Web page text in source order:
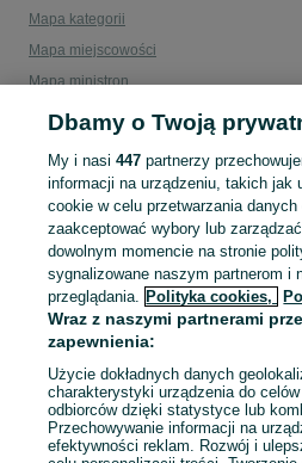
Mapa kategorii
Mapa miejscowości
Mapa ministron
Popularne wyszukiwania
Dbamy o Twoją
My i nasi447 partnerzy
informacji na urządzeniu, takich jak
cookie w celu przetwarzania
zaakceptować wybory lub
dowolnym momencie na stronie
sygnalizowane naszym partnerom i
przeglądania. Polityka cookies,
Wraz z naszymi partnerami
zapewnienia:
Użycie dokładnych danych
charakterystyki urządzenia do
odbiorców dzięki statystyce lub
Przechowywanie informacji na
efektywności reklam. Rozwój i